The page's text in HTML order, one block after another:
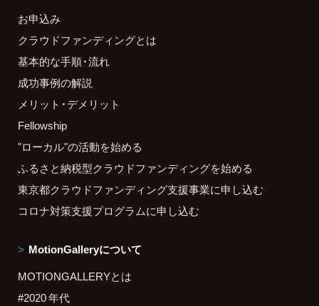
お申込み
クラウドファンディングとは
基本的な手順・流れ
成功事例の解説
メリット・デメリット
Fellowship
"ローカル"の活動を始める
ふるさと納税型クラウドファンディングを始める
東京都クラウドファンディング支援事業に申し込む
コロナ対策支援プログラムに申し込む
MotionGalleryについて
MOTIONGALLERYとは
#2020 年代